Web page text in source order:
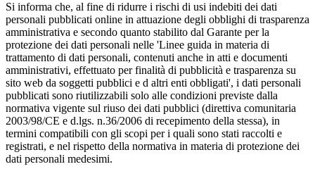
Si informa che, al fine di ridurre i rischi di usi indebiti dei dati
personali pubblicati online in attuazione degli obblighi di trasparenza
amministrativa e secondo quanto stabilito dal Garante per la
protezione dei dati personali nelle 'Linee guida in materia di
trattamento di dati personali, contenuti anche in atti e documenti
amministrativi, effettuato per finalità di pubblicità e trasparenza su
sito web da soggetti pubblici e d altri enti obbligati', i dati personali
pubblicati sono riutilizzabili solo alle condizioni previste dalla
normativa vigente sul riuso dei dati pubblici (direttiva comunitaria
2003/98/CE e d.lgs. n.36/2006 di recepimento della stessa), in
termini compatibili con gli scopi per i quali sono stati raccolti e
registrati, e nel rispetto della normativa in materia di protezione dei
dati personali medesimi.